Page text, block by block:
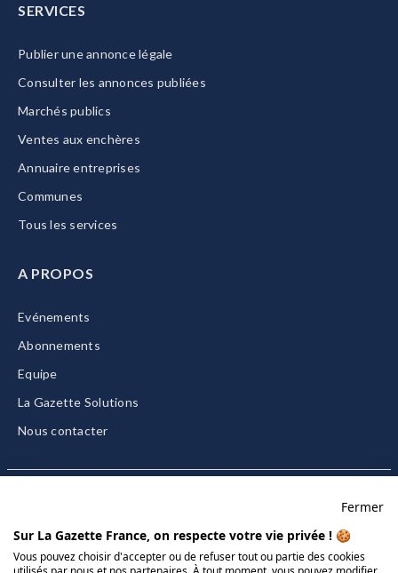
SERVICES
Publier une annonce légale
Consulter les annonces publiées
Marchés publics
Ventes aux enchères
Annuaire entreprises
Communes
Tous les services
A PROPOS
Evénements
Abonnements
Equipe
La Gazette Solutions
Nous contacter
CGU/CGV
Fermer
Sur La Gazette France, on respecte votre vie privée ! 🍪
Vous pouvez choisir d'accepter ou de refuser tout ou partie des cookies